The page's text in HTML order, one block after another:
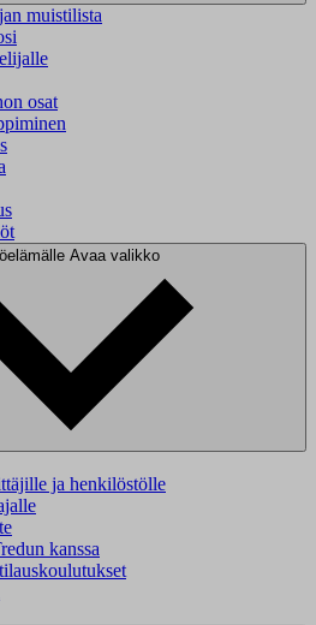
muistilista
osat
Avaa valikko
ja henkilöstölle
kanssa